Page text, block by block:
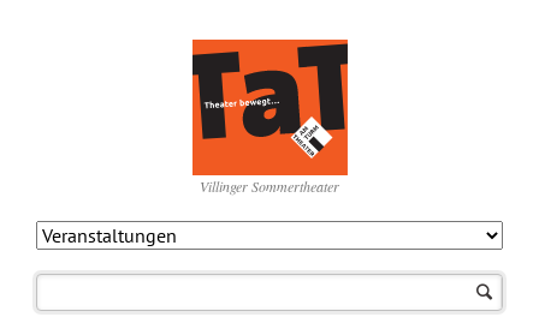
Villinger Sommertheater